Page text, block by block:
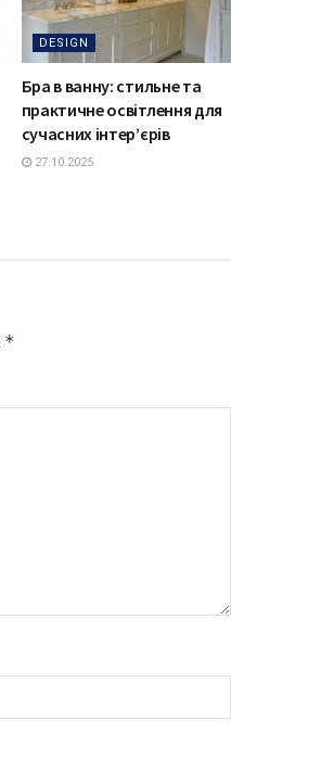
DESIGN
Бра в ванну: стильне та
практичне освітлення для
сучасних інтер’єрів
27.10.2025
*